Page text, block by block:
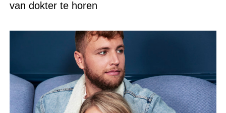
van dokter te horen